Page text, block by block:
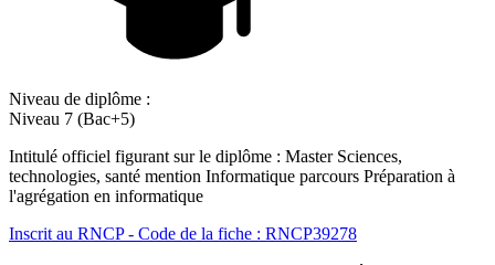
Niveau de diplôme :
Niveau 7 (Bac+5)
Intitulé officiel figurant sur le diplôme : Master Sciences,
technologies, santé mention Informatique parcours Préparation à
l'agrégation en informatique
Inscrit au RNCP - Code de la fiche : RNCP39278